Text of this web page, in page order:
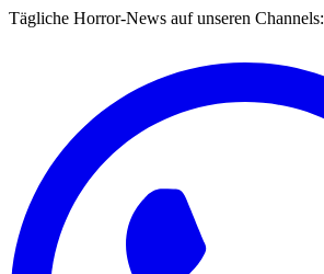
Tägliche Horror-News auf unseren Channels: